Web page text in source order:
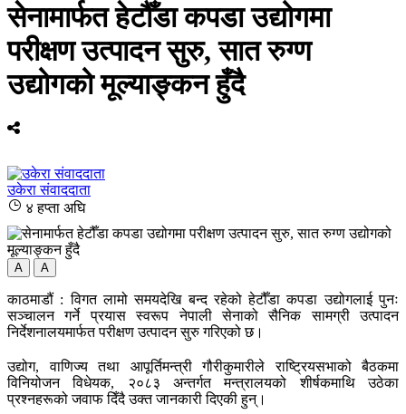
सेनामार्फत हेटौँडा कपडा उद्योगमा
परीक्षण उत्पादन सुरु, सात रुग्ण
उद्योगको मूल्याङ्कन हुँदै
उकेरा संवाददाता
४ हप्ता अघि
A A
काठमाडौं : विगत लामो समयदेखि बन्द रहेको हेटौँडा कपडा उद्योगलाई पुनः
सञ्चालन गर्ने प्रयास स्वरूप नेपाली सेनाको सैनिक सामग्री उत्पादन
निर्देशनालयमार्फत परीक्षण उत्पादन सुरु गरिएको छ।
उद्योग, वाणिज्य तथा आपूर्तिमन्त्री गौरीकुमारीले राष्ट्रियसभाको बैठकमा
विनियोजन विधेयक, २०८३ अन्तर्गत मन्त्रालयको शीर्षकमाथि उठेका
प्रश्नहरूको जवाफ दिँदै उक्त जानकारी दिएकी हुन्।